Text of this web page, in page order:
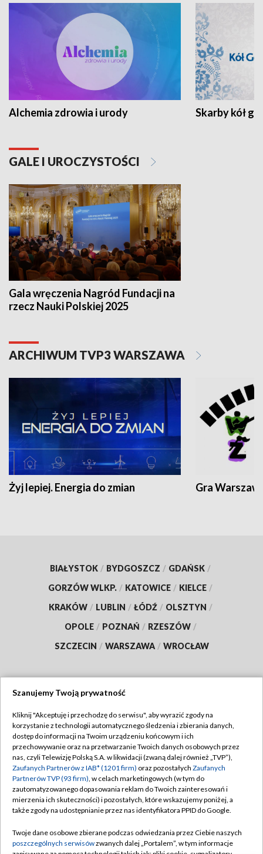
Alchemia zdrowia i urody Skarby kół
GALE I UROCZYSTOŚCI
Gala wręczenia Nagród Fundacji na
rzecz Nauki Polskiej 2025
ARCHIWUM TVP3 WARSZAWA
Żyj lepiej. Energia do zmian Gra
BIAŁYSTOK / BYDGOSZCZ / GDAŃSK /
GORZÓW WLKP. / KATOWICE / KIELCE /
KRAKÓW / LUBLIN / ŁÓDŹ / OLSZTYN /
OPOLE / POZNAŃ / RZESZÓW /
SZCZECIN / WARSZAWA / WROCŁAW
TVP
Abonament TVP
Emisja w TVP
Centrum informacji TVP
Naziemna Telewizja Cyfrowa
Rada Programowa
Regulamin TVP
Polityka prywatności
Moje zgody
Pomoc
Kontakt
Szanujemy Twoją prywatność
Kliknij "Akceptuję i przechodzę do serwisu", aby wyrazić zgody na
korzystanie z technologii automatycznego śledzenia i zbierania danych,
dostęp do informacji na Twoim urządzeniu końcowym i ich
przechowywanie oraz na przetwarzanie Twoich danych osobowych przez
nas, czyli Telewizję Polską S.A. w likwidacji (zwaną dalej również „TVP”),
Zaufanych Partnerów z IAB* (1201 firm) oraz pozostałych Zaufanych
Partnerów TVP (93 firm), w celach marketingowych (w tym do
zautomatyzowanego dopasowania reklam do Twoich zainteresowań i
mierzenia ich skuteczności) i pozostałych, które wskazujemy poniżej, a
także zgody na udostępnianie przez nas identyfikatora PPID do Google.
Twoje dane osobowe zbierane podczas odwiedzania przez Ciebie naszych
poszczególnych serwisówzwanych dalej „Portalem”, w tym informacje